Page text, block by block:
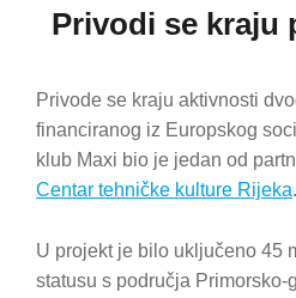
Privodi se kraju
Privode se kraju aktivnosti
financiranog iz Europskog
klub Maxi bio je jedan od
Centar tehničke kulture Rijeka.
U projekt je bilo uključeno 45
statusu s područja